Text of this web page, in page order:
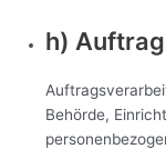
h)
Behörde,